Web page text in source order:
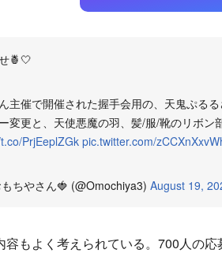
🍍🤍
主催で開催された握手会用の、天鬼ぷる
変更と、天使悪魔の羽、髪/服/靴のリボ
PrjEeplZGkpic.twitter.com/
ちやさん🍓 (@Omochiya3) August 19,
もよく考えられている。700人の